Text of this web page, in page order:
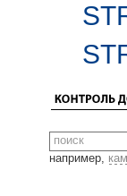
например,